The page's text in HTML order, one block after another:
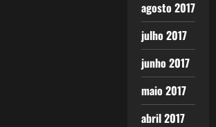
agosto 2017
julho 2017
junho 2017
maio 2017
abril 2017